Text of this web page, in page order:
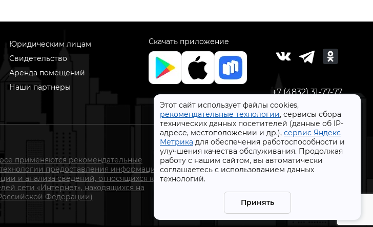
Этот сайт использует файлы cookies,
рекомендательные технологии, сервисы сбора
технических данных посетителей (данные об IP-
адресе, местоположении и др.), сервис Яндекс
Метрика для обеспечения работоспособности и
улучшения качества обслуживания. Продолжая
работу с нашим сайтом, вы автоматически
соглашаетесь с использованием данных
технологий.
Принять
Юридическим лицам
Свидетельство
Аренда помещений
Наши партнеры
Скачать приложение
+7 (4832) 31-77-77
применяются рекомендательные
предоставления информации
и анализа сведений, относящихся к
сети «Интернет», находящихся на
Федерации)
СтройлоН 1998-2026 г.
Публичная оферта
Обработка персональных данных
Политика конфиденциальности сервисов Яндекс